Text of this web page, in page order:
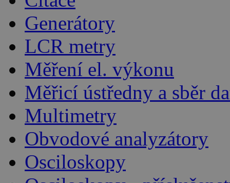
Generátory
LCR metry
Měření el. výkonu
Měřicí ústředny a sběr
Multimetry
Obvodové analyzátory
Osciloskopy